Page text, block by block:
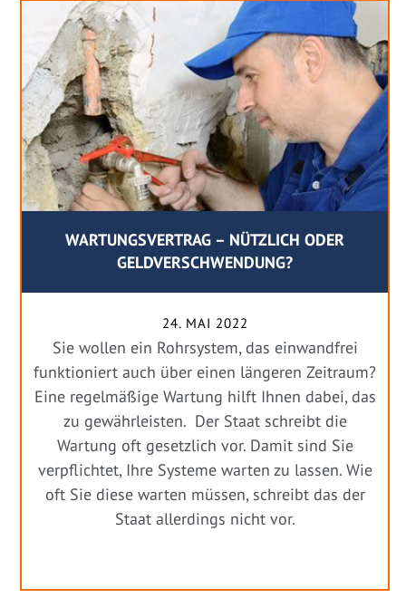
WARTUNGSVERTRAG – NÜTZLICH ODER
GELDVERSCHWENDUNG?
24. MAI 2022
Sie wollen ein Rohrsystem, das einwandfrei
funktioniert auch über einen längeren Zeitraum?
Eine regelmäßige Wartung hilft Ihnen dabei, das
zu gewährleisten. Der Staat schreibt die
Wartung oft gesetzlich vor. Damit sind Sie
verpflichtet, Ihre Systeme warten zu lassen. Wie
oft Sie diese warten müssen, schreibt das der
Staat allerdings nicht vor.